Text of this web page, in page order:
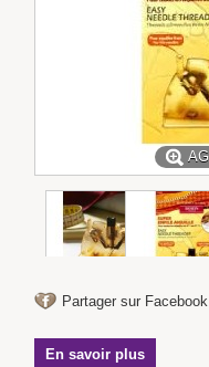
Partager sur Facebook
En savoir plus